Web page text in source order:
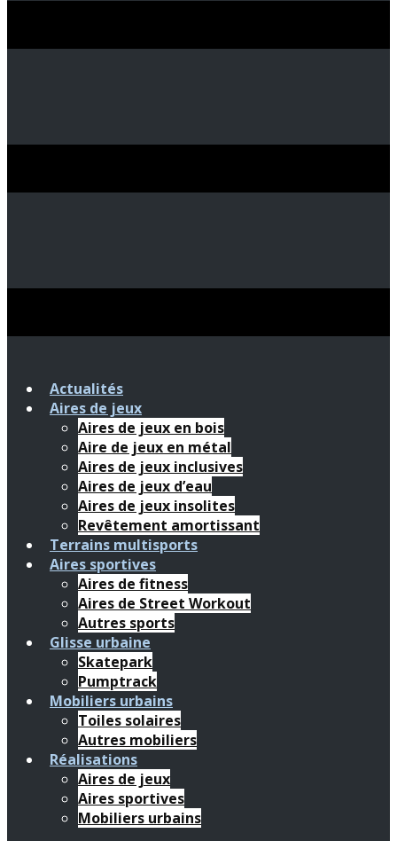
Actualités
Aires de jeux
Aires de jeux en bois
Aire de jeux en métal
Aires de jeux inclusives
Aires de jeux d’eau
Aires de jeux insolites
Revêtement amortissant
Terrains multisports
Aires sportives
Aires de fitness
Aires de Street Workout
Autres sports
Glisse urbaine
Skatepark
Pumptrack
Mobiliers urbains
Toiles solaires
Autres mobiliers
Réalisations
Aires de jeux
Aires sportives
Mobiliers urbains